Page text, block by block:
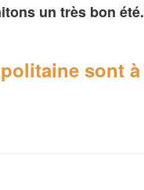
un très bon été.
sont à